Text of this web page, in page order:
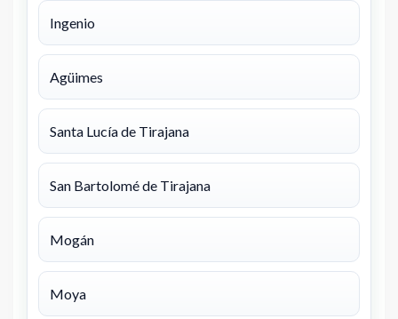
Ingenio
Agüimes
Santa Lucía de Tirajana
San Bartolomé de Tirajana
Mogán
Moya